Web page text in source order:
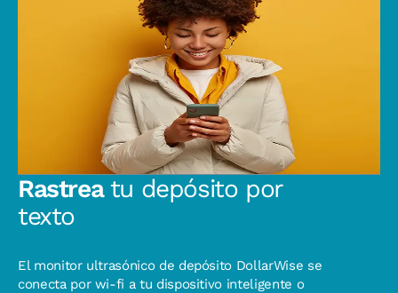
Rastreatu depósito por
texto
El monitor ultrasónico de depósito DollarWise se
conecta por wi-fi a tu dispositivo inteligente o